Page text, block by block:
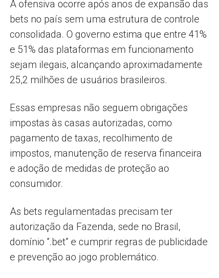
A ofensiva ocorre após anos de expansão das
bets no país sem uma estrutura de controle
consolidada. O governo estima que entre 41%
e 51% das plataformas em funcionamento
sejam ilegais, alcançando aproximadamente
25,2 milhões de usuários brasileiros.
Essas empresas não seguem obrigações
impostas às casas autorizadas, como
pagamento de taxas, recolhimento de
impostos, manutenção de reserva financeira
e adoção de medidas de proteção ao
consumidor.
As bets regulamentadas precisam ter
autorização da Fazenda, sede no Brasil,
domínio “.bet” e cumprir regras de publicidade
e prevenção ao jogo problemático.